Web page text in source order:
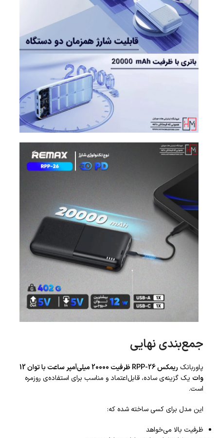
جمع‌بندی نهایی
پاوربانک
ریمکس RPP-26 ظرفیت 20000 میلی‌آمپر ساعت با توان 12
وات یک گزینه‌ی ساده، قابل‌اعتماد و مناسب برای استفاده‌ی روزمره
است.
این مدل برای کسی ساخته شده که:
ظرفیت بالا می‌خواهد